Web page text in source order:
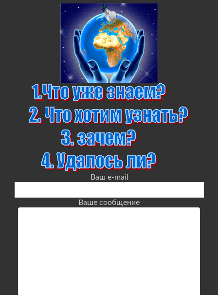
Ваш e-mail
Ваше сообщение